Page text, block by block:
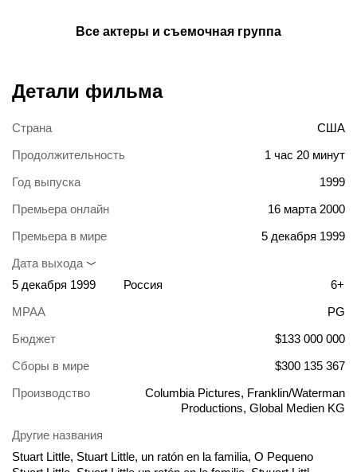
Все актеры и съемочная группа
Детали фильма
Страна
США
Продолжительность
1 час 20 минут
Год выпуска
1999
Премьера онлайн
16 марта 2000
Премьера в мире
5 декабря 1999
Дата выхода
5 декабря 1999
Россия
6+
MPAA
PG
Бюджет
$133 000 000
Сборы в мире
$300 135 367
Производство
Columbia Pictures, Franklin/Waterman
Productions, Global Medien KG
Другие названия
Stuart Little, Stuart Little, un ratón en la familia, O Pequeno